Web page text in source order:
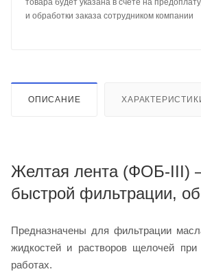
и обработки заказа сотрудником компании
ОПИСАНИЕ
Желтая лента (ФОБ-III)
быстрой фильтрации,
Предназначены для фильтрации
жидкостей и растворов щелочей при
работах.